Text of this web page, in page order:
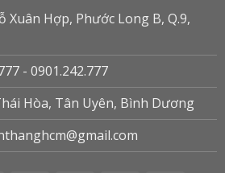
Xuân Hợp, Phước Long B, Q.9,
- 0901.242.777
Hòa, Tân Uyên, Bình Dương